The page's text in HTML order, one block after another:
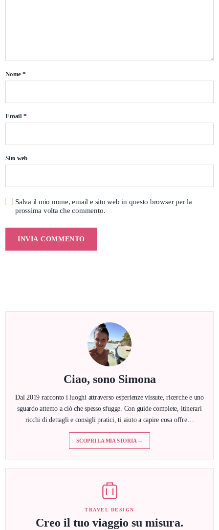
Nome *
Email *
Sito web
Salva il mio nome, email e sito web in questo browser per la
prossima volta che commento.
Ciao, sono Simona
Dal 2019 racconto i luoghi attraverso esperienze vissute, ricerche e uno
sguardo attento a ciò che spesso sfugge. Con guide complete, itinerari
ricchi di dettagli e consigli pratici, ti aiuto a capire cosa offre…
SCOPRI LA MIA STORIA →
TRAVEL DESIGN
Creo il tuo viaggio su misura.